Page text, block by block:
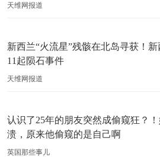
天维网报道
新西兰“火流星”残骸在北岛寻获！
11起陨石事件
天维网报道
认识了25年的朋友突然成偷窥狂？
溃，原来他偷窥的是自己啊
英国那些事儿